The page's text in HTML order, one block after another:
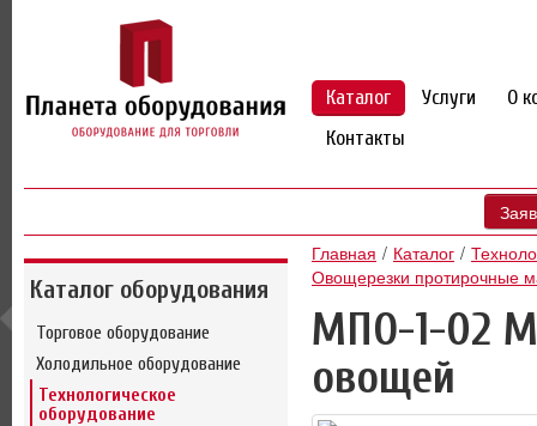
Каталог Услуги
О
Контакты
Каталог оборудования
Торговое оборудование
Холодильное оборудование
Технологическое
оборудование
Главная Каталог
Овощерезки протирочные
МПО-1-02
овощей